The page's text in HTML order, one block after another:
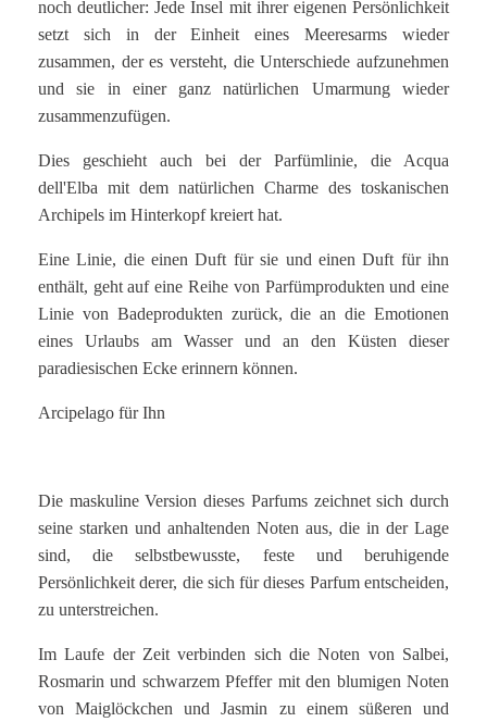
noch deutlicher: Jede Insel mit ihrer eigenen Persönlichkeit
setzt sich in der Einheit eines Meeresarms wieder
zusammen, der es versteht, die Unterschiede aufzunehmen
und sie in einer ganz natürlichen Umarmung wieder
zusammenzufügen.
Dies geschieht auch bei der Parfümlinie, die Acqua
dell'Elba mit dem natürlichen Charme des toskanischen
Archipels im Hinterkopf kreiert hat.
Eine Linie, die einen Duft für sie und einen Duft für ihn
enthält, geht auf eine Reihe von Parfümprodukten und eine
Linie von Badeprodukten zurück, die an die Emotionen
eines Urlaubs am Wasser und an den Küsten dieser
paradiesischen Ecke erinnern können.
Arcipelago für Ihn
Die maskuline Version dieses Parfums zeichnet sich durch
seine starken und anhaltenden Noten aus, die in der Lage
sind, die selbstbewusste, feste und beruhigende
Persönlichkeit derer, die sich für dieses Parfum entscheiden,
zu unterstreichen.
Im Laufe der Zeit verbinden sich die Noten von Salbei,
Rosmarin und schwarzem Pfeffer mit den blumigen Noten
von Maiglöckchen und Jasmin zu einem süßeren und